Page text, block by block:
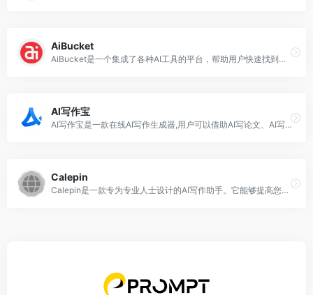
AiBucket
AiBucket是一个集成了各种AI工具的平台，帮助用户快速找到最适合的工具，加速工作效率。平台提供了各种AI工具，涵盖图像处理、文档处理、SEO优化、产品设计等多个领域。这些工具都经过筛选，确保质量和可靠性。用户可以免费使用这些工具，提升工作效率。
AI写作宝
AI写作宝是一款在线AI写作生成器,用户可以借助AI写论文、AI写小说、AI续写文章等功能,显著提升写作效率;同时AI写作宝集成了AI聊天对话功能,帮助我们快速获取生活常识、历史知识等多个领域的丰富信息.
Calepin
Calepin是一款专为专业人士设计的AI写作助手。它能够提高您的工作效率，轻松创建专业的文档。Calepin拥有先进的AI算法，简化您的写作流程，为您提供高质量的文档。